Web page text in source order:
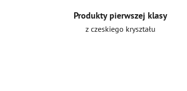
Produkty pierwszej klasy
z czeskiego kryształu